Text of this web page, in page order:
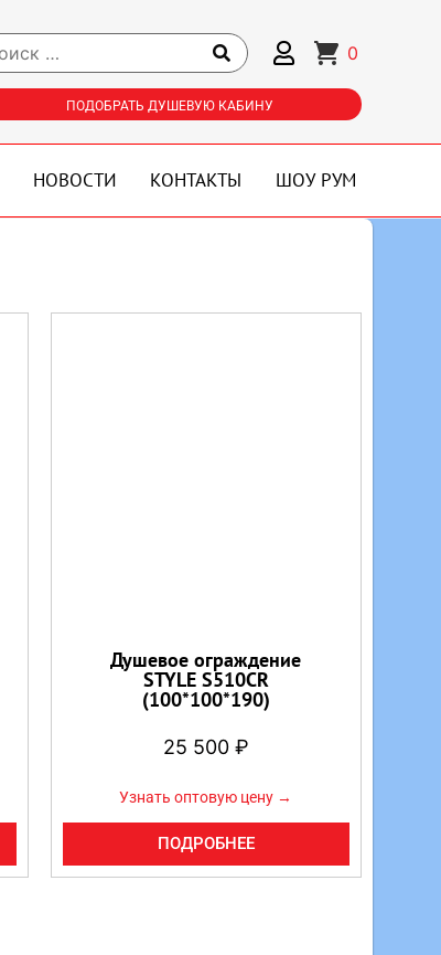
0
ПОДОБРАТЬ ДУШЕВУЮ КАБИНУ
НОВОСТИ КОНТАКТЫ ШОУ РУМ
Душевое ограждение
STYLE S510CR
(100*100*190)
25 500 ₽
Узнать оптовую цену →
ПОДРОБНЕЕ